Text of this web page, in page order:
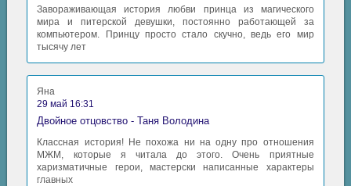
Завораживающая история любви принца из магического
мира и питерской девушки, постоянно работающей за
компьютером. Принцу просто стало скучно, ведь его мир
тысячу лет
Яна
29 май 16:31
Двойное отцовство - Таня Володина
Классная история! Не похожа ни на одну про отношения
МЖМ, которые я читала до этого. Очень приятные
харизматичные герои, мастерски написанные характеры
главных